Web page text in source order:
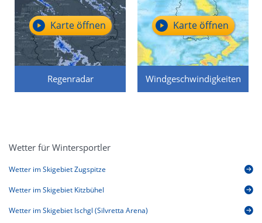
Regenradar
Karte öffnen
Windgeschwindigkeiten
Karte öffnen
Wetter für Wintersportler
Wetter im Skigebiet Zugspitze
Wetter im Skigebiet Kitzbühel
Wetter im Skigebiet Ischgl (Silvretta Arena)